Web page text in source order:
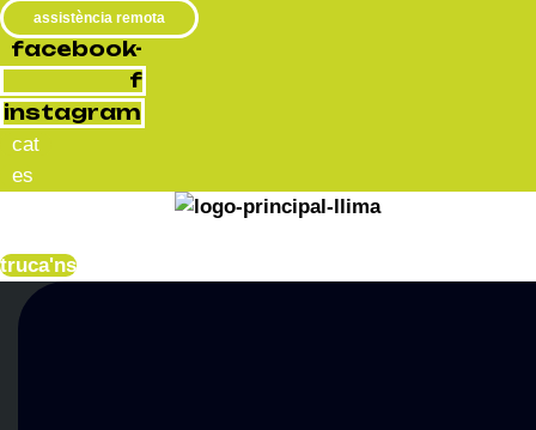
assistència remota
facebook-
f
instagram
cat
es
truca'ns